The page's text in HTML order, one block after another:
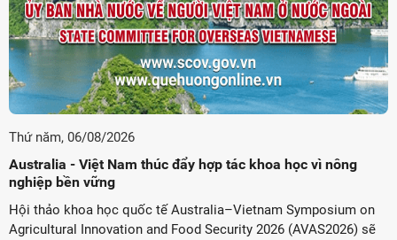
Thứ năm, 06/08/2026
Australia - Việt Nam thúc đẩy hợp tác khoa học vì nông
nghiệp bền vững
Hội thảo khoa học quốc tế Australia–Vietnam Symposium on
Agricultural Innovation and Food Security 2026 (AVAS2026) sẽ